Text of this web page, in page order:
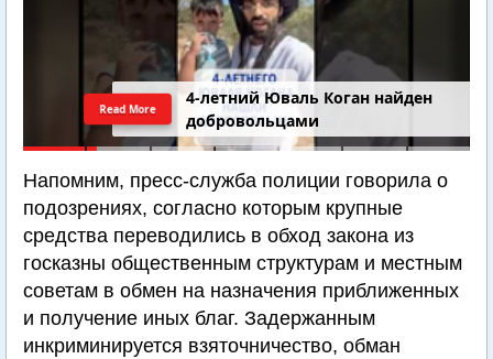
4-летний Юваль Коган найден
добровольцами
Read More
Напомним, пресс-служба полиции говорила о
подозрениях, согласно которым крупные
средства переводились в обход закона из
госказны общественным структурам и местным
советам в обмен на назначения приближенных
и получение иных благ. Задержанным
инкриминируется взяточничество, обман